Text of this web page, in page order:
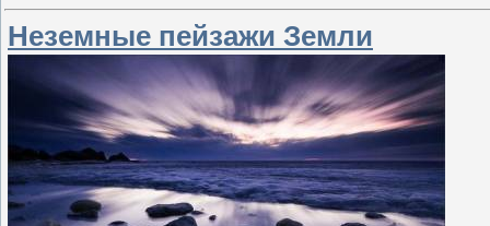
Неземные пейзажи Земли